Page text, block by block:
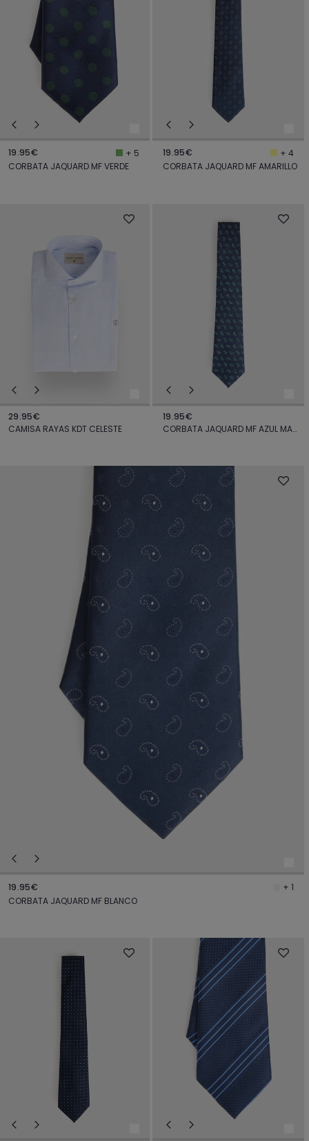
19.95€
+ 5
CORBATA JAQUARD MF VERDE
19.95€
+ 4
CORBATA JAQUARD MF AMARILLO
29.95€
CAMISA RAYAS KDT CELESTE
19.95€
CORBATA JAQUARD MF AZUL MARINO
19.95€
+ 1
CORBATA JAQUARD MF BLANCO